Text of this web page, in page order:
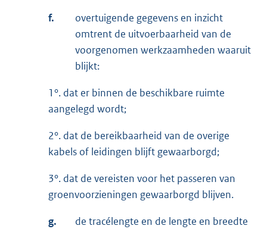
f.
overtuigende gegevens en inzicht
omtrent de uitvoerbaarheid van de
voorgenomen werkzaamheden waaruit
blijkt:
1°. dat er binnen de beschikbare ruimte
aangelegd wordt;
2°. dat de bereikbaarheid van de overige
kabels of leidingen blijft gewaarborgd;
3°. dat de vereisten voor het passeren van
groenvoorzieningen gewaarborgd blijven.
g.
de tracélengte en de lengte en breedte